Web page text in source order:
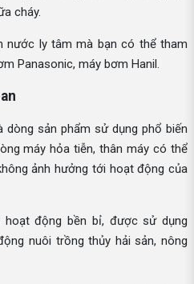
cháy.
nước ly tâm mà bạn có thể tham
Panasonic, máy bơm Hanil.
dòng sản phẩm sử dụng phổ biến
máy hỏa tiễn, thân máy có thể
ảnh hưởng tới hoạt động của
động bền bỉ, được sử dụng
nuôi trồng thủy hải sản, nông